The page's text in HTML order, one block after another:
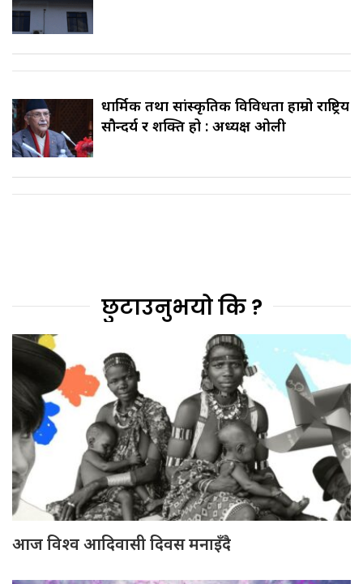
धार्मिक तथा सांस्कृतिक विविधता हाम्रो राष्ट्रिय
सौन्दर्य र शक्ति हो : अध्यक्ष ओली
छुटाउनुभयो कि ?
आज विश्व आदिवासी दिवस मनाइँदै